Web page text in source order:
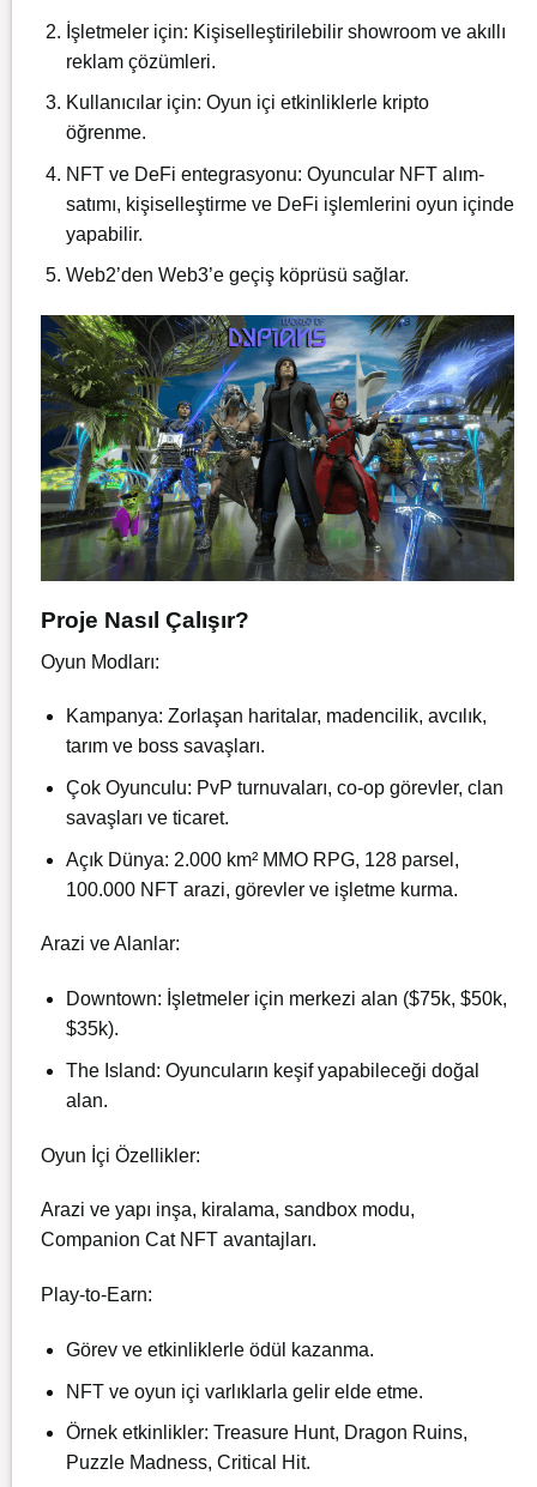
İşletmeler için: Kişiselleştirilebilir showroom ve akıllı
reklam çözümleri.
Kullanıcılar için: Oyun içi etkinliklerle kripto
öğrenme.
NFT ve DeFi entegrasyonu: Oyuncular NFT alım-
satımı, kişiselleştirme ve DeFi işlemlerini oyun içinde
yapabilir.
Web2’den Web3’e geçiş köprüsü sağlar.
Proje Nasıl Çalışır?
Oyun Modları:
Kampanya: Zorlaşan haritalar, madencilik, avcılık,
tarım ve boss savaşları.
Çok Oyunculu: PvP turnuvaları, co-op görevler, clan
savaşları ve ticaret.
Açık Dünya: 2.000 km² MMO RPG, 128 parsel,
100.000 NFT arazi, görevler ve işletme kurma.
Arazi ve Alanlar:
Downtown: İşletmeler için merkezi alan ($75k, $50k,
$35k).
The Island: Oyuncuların keşif yapabileceği doğal
alan.
Oyun İçi Özellikler:
Arazi ve yapı inşa, kiralama, sandbox modu,
Companion Cat NFT avantajları.
Play-to-Earn:
Görev ve etkinliklerle ödül kazanma.
NFT ve oyun içi varlıklarla gelir elde etme.
Örnek etkinlikler: Treasure Hunt, Dragon Ruins,
Puzzle Madness, Critical Hit.